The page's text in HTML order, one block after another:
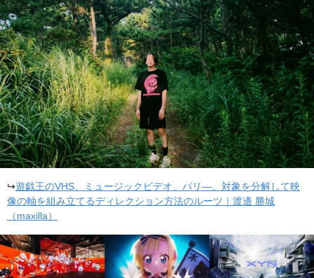
↪遊戯王のVHS、ミュージックビデオ、パリ―。対象を分解して映
像の軸を組み立てるディレクション方法のルーツ｜渡邊 勝城
（maxilla）